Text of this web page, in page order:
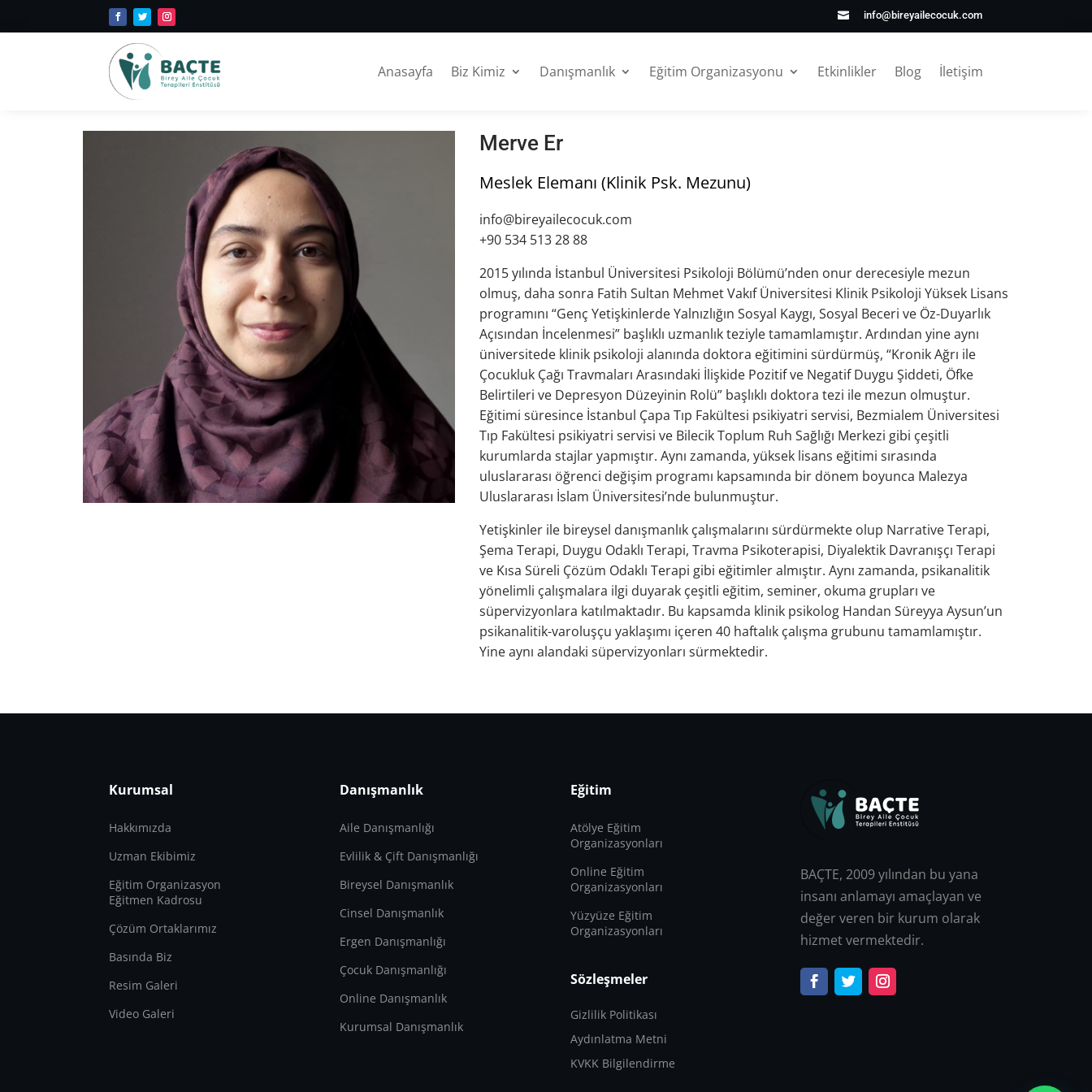
 info@bireyailecocuk.com
Anasayfa Biz Kimiz Danışmanlık Eğitim Organizasyonu Etkinlikler Blog İletişim
Merve Er
Meslek Elemanı (Klinik Psk. Mezunu)
info@bireyailecocuk.com
+90 534 513 28 88
2015 yılında İstanbul Üniversitesi Psikoloji Bölümü’nden onur derecesiyle mezun
olmuş, daha sonra Fatih Sultan Mehmet Vakıf Üniversitesi Klinik Psikoloji Yüksek Lisans
programını “Genç Yetişkinlerde Yalnızlığın Sosyal Kaygı, Sosyal Beceri ve Öz-Duyarlık
Açısından İncelenmesi” başlıklı uzmanlık teziyle tamamlamıştır. Ardından yine aynı
üniversitede klinik psikoloji alanında doktora eğitimini sürdürmüş, “Kronik Ağrı ile
Çocukluk Çağı Travmaları Arasındaki İlişkide Pozitif ve Negatif Duygu Şiddeti, Öfke
Belirtileri ve Depresyon Düzeyinin Rolü” başlıklı doktora tezi ile mezun olmuştur.
Eğitimi süresince İstanbul Çapa Tıp Fakültesi psikiyatri servisi, Bezmialem Üniversitesi
Tıp Fakültesi psikiyatri servisi ve Bilecik Toplum Ruh Sağlığı Merkezi gibi çeşitli
kurumlarda stajlar yapmıştır. Aynı zamanda, yüksek lisans eğitimi sırasında
uluslararası öğrenci değişim programı kapsamında bir dönem boyunca Malezya
Uluslararası İslam Üniversitesi’nde bulunmuştur.
Yetişkinler ile bireysel danışmanlık çalışmalarını sürdürmekte olup Narrative Terapi,
Şema Terapi, Duygu Odaklı Terapi, Travma Psikoterapisi, Diyalektik Davranışçı Terapi
ve Kısa Süreli Çözüm Odaklı Terapi gibi eğitimler almıştır. Aynı zamanda, psikanalitik
yönelimli çalışmalara ilgi duyarak çeşitli eğitim, seminer, okuma grupları ve
süpervizyonlara katılmaktadır. Bu kapsamda klinik psikolog Handan Süreyya Aysun’un
psikanalitik-varoluşçu yaklaşımı içeren 40 haftalık çalışma grubunu tamamlamıştır.
Yine aynı alandaki süpervizyonları sürmektedir.
Kurumsal
Hakkımızda
Uzman Ekibimiz
Eğitim Organizasyon
Eğitmen Kadrosu
Çözüm Ortaklarımız
Basında Biz
Resim Galeri
Video Galeri
Danışmanlık
Aile Danışmanlığı
Evlilik & Çift Danışmanlığı
Bireysel Danışmanlık
Cinsel Danışmanlık
Ergen Danışmanlığı
Çocuk Danışmanlığı
Online Danışmanlık
Kurumsal Danışmanlık
Eğitim
Atölye Eğitim
Organizasyonları
Online Eğitim
Organizasyonları
Yüzyüze Eğitim
Organizasyonları
Sözleşmeler
Gizlilik Politikası
Aydınlatma Metni
KVKK Bilgilendirme
BAÇTE, 2009 yılından bu yana
insanı anlamayı amaçlayan ve
değer veren bir kurum olarak
hizmet vermektedir.